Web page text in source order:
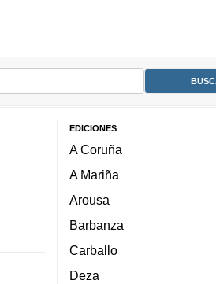
EDICIONES
A Coruña
A Mariña
Arousa
Barbanza
Carballo
Deza